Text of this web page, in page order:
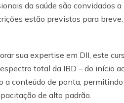
da saúde são convidados a
estão previstos para breve.
sua expertise em DII, este
total da IBD – do início
conteúdo de ponta, permitindo
de alto padrão.